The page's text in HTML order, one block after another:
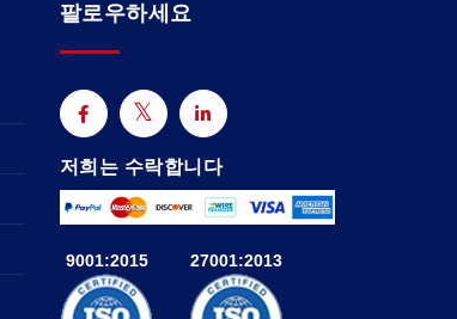
팔로우하세요
저희는 수락합니다
9001:2015 27001:2013